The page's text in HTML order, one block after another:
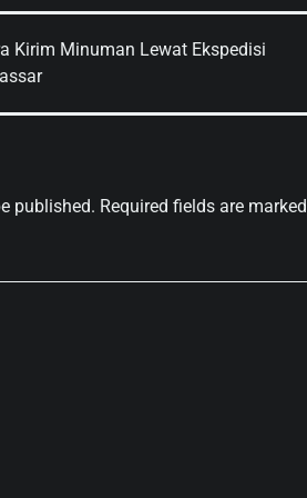
Kirim Minuman Lewat Ekspedisi
published. Required fields are marked